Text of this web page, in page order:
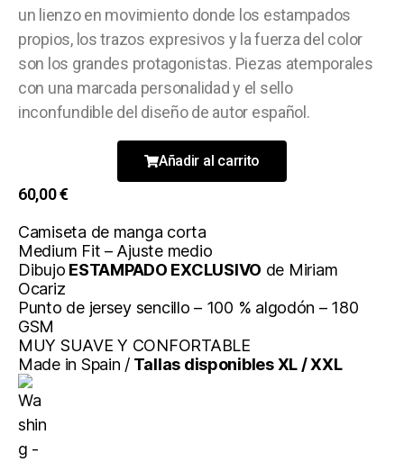
un lienzo en movimiento donde los estampados
propios, los trazos expresivos y la fuerza del color
son los grandes protagonistas. Piezas atemporales
con una marcada personalidad y el sello
inconfundible del diseño de autor español.
Añadir al carrito
60,00€
Camiseta de manga corta
Medium Fit – Ajuste medio
Dibujo ESTAMPADO EXCLUSIVO de Miriam
Ocariz
Punto de jersey sencillo – 100 % algodón – 180
GSM
MUY SUAVE Y CONFORTABLE
Made in Spain /Tallas disponibles XL / XXL